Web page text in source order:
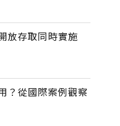
存取同時實施
？從國際案例觀察